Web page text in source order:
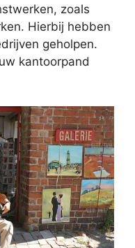
zoals
Hierbij hebben
geholpen.
kantoorpand